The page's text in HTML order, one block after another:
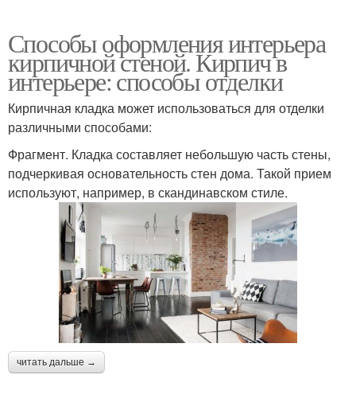
Способы оформления интерьера
кирпичной стеной. Кирпич в
интерьере: способы отделки
Кирпичная кладка может использоваться для отделки
различными способами:
Фрагмент. Кладка составляет небольшую часть стены,
подчеркивая основательность стен дома. Такой прием
используют, например, в скандинавском стиле.
читать дальше →